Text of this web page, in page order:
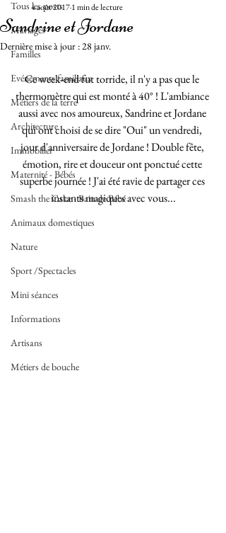
Tous les posts
Mariages
Familles
Evénements familiaux
Métiers de la terre
Architecture
Immobilier
Maternité - Bébés
Smash the Cake - Bain de Bébé
Animaux domestiques
Nature
Sport /Spectacles
Mini séances
Informations
Artisans
Métiers de bouche
Sandrine et Jordane
4 août 20171 min de lecture
Dernière mise à jour :28 janv.
Ce week-end fut torride, il n'y a pas que le
thermomètre qui est monté à 40° ! L'ambiance
aussi avec nos amoureux, Sandrine et Jordane
qui ont choisi de se dire "Oui" un vendredi,
jour d'anniversaire de Jordane ! Double fête,
émotion, rire et douceur ont ponctué cette
superbe journée ! J'ai été ravie de partager ces
instants magiques avec vous...